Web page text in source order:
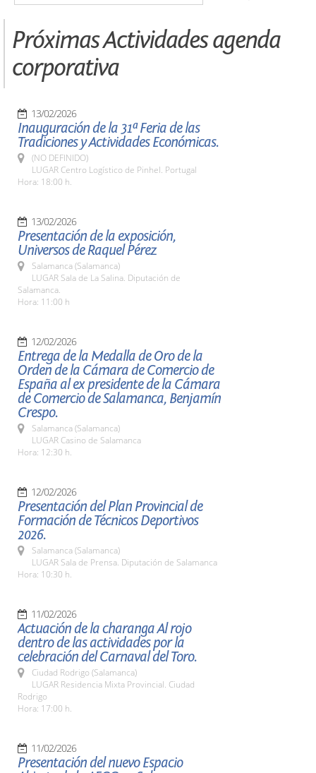
Próximas Actividades agenda
corporativa
13/02/2026
Inauguración de la 31ª Feria de las
Tradiciones y Actividades Económicas.
(NO DEFINIDO)
LUGAR Centro Logístico de Pinhel. Portugal
Hora: 18:00 h.
13/02/2026
Presentación de la exposición,
Universos de Raquel Pérez
Salamanca (Salamanca)
LUGAR Sala de La Salina. Diputación de
Salamanca.
Hora: 11:00 h
12/02/2026
Entrega de la Medalla de Oro de la
Orden de la Cámara de Comercio de
España al ex presidente de la Cámara
de Comercio de Salamanca, Benjamín
Crespo.
Salamanca (Salamanca)
LUGAR Casino de Salamanca
Hora: 12:30 h.
12/02/2026
Presentación del Plan Provincial de
Formación de Técnicos Deportivos
2026.
Salamanca (Salamanca)
LUGAR Sala de Prensa. Diputación de Salamanca
Hora: 10:30 h.
11/02/2026
Actuación de la charanga Al rojo
dentro de las actividades por la
celebración del Carnaval del Toro.
Ciudad Rodrigo (Salamanca)
LUGAR Residencia Mixta Provincial. Ciudad
Rodrigo
Hora: 17:00 h.
11/02/2026
Presentación del nuevo Espacio